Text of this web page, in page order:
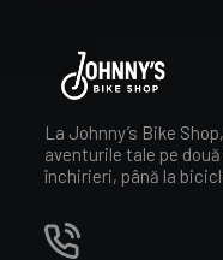
La Johnny’s Bike
aventurile tale pe
închirieri, până la